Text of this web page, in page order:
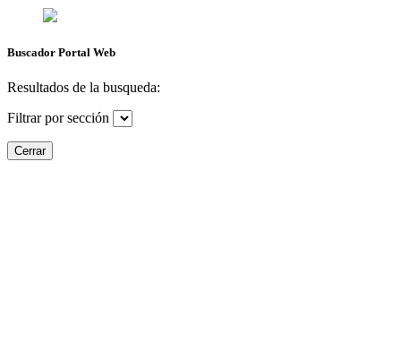
Buscador Portal Web
Resultados de la busqueda:
Filtrar por sección
Cerrar